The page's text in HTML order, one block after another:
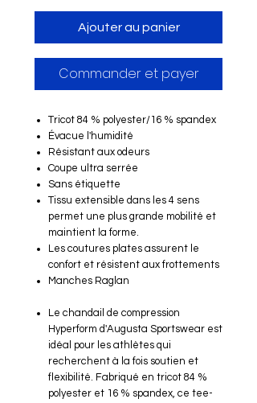
Ajouter au panier
Commander et payer
Tricot 84 % polyester/16 % spandex
Évacue l'humidité
Résistant aux odeurs
Coupe ultra serrée
Sans étiquette
Tissu extensible dans les 4 sens
permet une plus grande mobilité et
maintient la forme.
Les coutures plates assurent le
confort et résistent aux frottements
Manches Raglan
Le chandail de compression
Hyperform d'Augusta Sportswear est
idéal pour les athlètes qui
recherchent à la fois soutien et
flexibilité. Fabriqué en tricot 84 %
polyester et 16 % spandex, ce tee-